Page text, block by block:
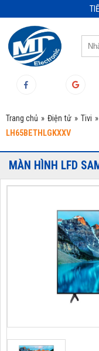
Trang chủ » Điện tử » Tivi »
LH65BETHLGKXXV
MÀN HÌNH LFD